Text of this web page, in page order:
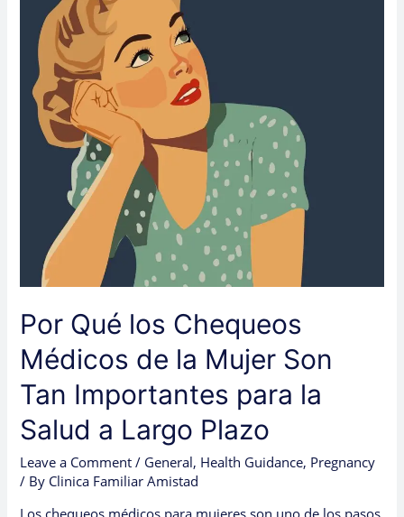
Por Qué los Chequeos
Médicos de la Mujer Son
Tan Importantes para la
Salud a Largo Plazo
Leave a Comment / General, Health Guidance, Pregnancy
/ By Clinica Familiar Amistad
Médicos
Mujer
Son
Tan
Importantes
Largo
Plazo